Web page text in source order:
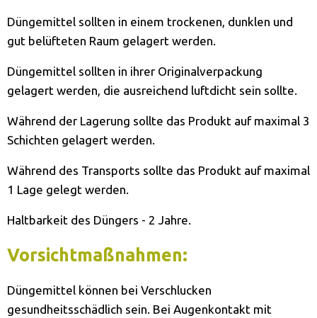
Düngemittel sollten in einem trockenen, dunklen und
gut belüfteten Raum gelagert werden.
Düngemittel sollten in ihrer Originalverpackung
gelagert werden, die ausreichend luftdicht sein sollte.
Während der Lagerung sollte das Produkt auf maximal 3
Schichten gelagert werden.
Während des Transports sollte das Produkt auf maximal
1 Lage gelegt werden.
Haltbarkeit des Düngers - 2 Jahre.
Vorsichtmaßnahmen:
Düngemittel können bei Verschlucken
gesundheitsschädlich sein. Bei Augenkontakt mit